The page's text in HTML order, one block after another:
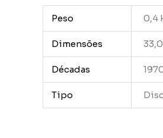
Peso 0,4
Dimensões
Décadas
Tipo